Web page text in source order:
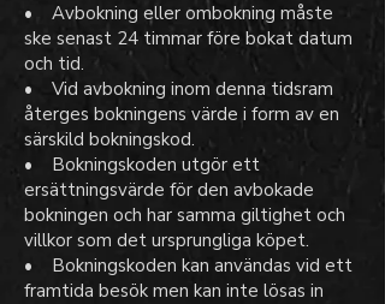
• Avbokning eller ombokning måste
ske senast 24 timmar före bokat datum
och tid.
• Vid avbokning inom denna tidsram
återges bokningens värde i form av en
särskild bokningskod.
• Bokningskoden utgör ett
ersättningsvärde för den avbokade
bokningen och har samma giltighet och
villkor som det ursprungliga köpet.
• Bokningskoden kan användas vid ett
framtida besök men kan inte lösas in